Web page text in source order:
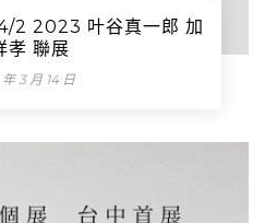
2 2023 叶谷真一郎 加
孝 聯展
3 月 14 日